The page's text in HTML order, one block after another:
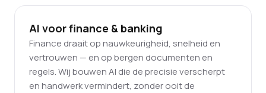
AI voor finance & banking
Finance draait op nauwkeurigheid, snelheid en
vertrouwen — en op bergen documenten en
regels. Wij bouwen AI die de precisie verscherpt
en handwerk vermindert, zonder ooit de